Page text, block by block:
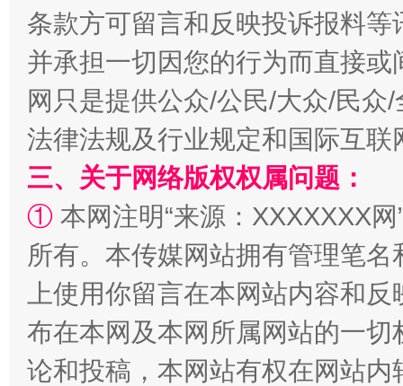
全民健身五年计划来了！等你上场
阿坝州三大球赛在茂县开幕 规模
条款方可留言和反映投诉报料
并承担一切因您的行为而直接
网只是提供公众/公民/大众/民
法律法规及行业规定和国际互
三、关于网络版权权属问题：
① 本网注明“来源：XXXXXXX
所有。本传媒网站拥有管理笔
上使用你留言在本网站内容和
布在本网及本网所属网站的一
论和投稿，本网站有权在网站